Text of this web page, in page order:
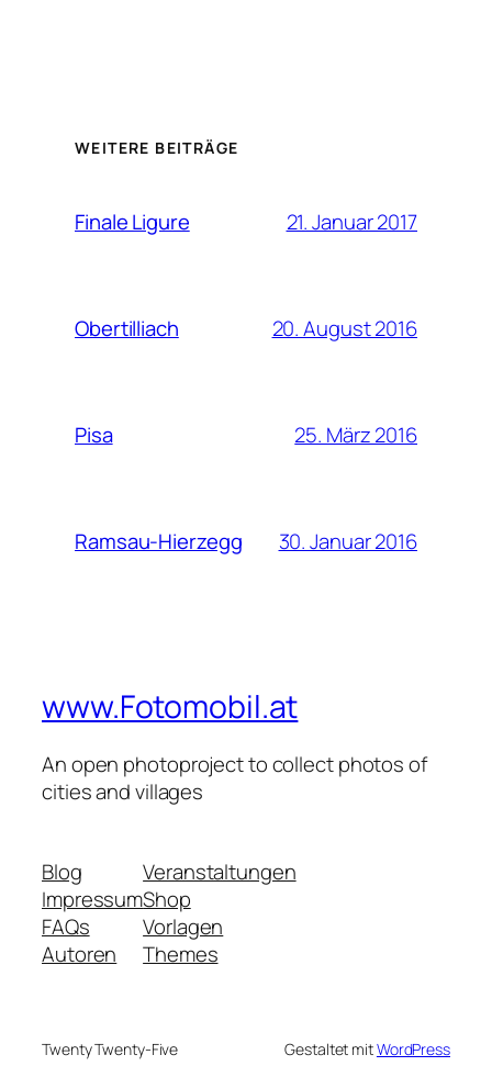
WEITERE BEITRÄGE
Finale Ligure 21. Januar 2017
Obertilliach 20. August 2016
Pisa 25. März 2016
Ramsau-Hierzegg 30. Januar 2016
www.Fotomobil.at
An open photoproject to collect photos of
cities and villages
Blog
Impressum
FAQs
Autoren
Veranstaltungen
Shop
Vorlagen
Themes
Twenty Twenty-Five Gestaltet mitWordPress